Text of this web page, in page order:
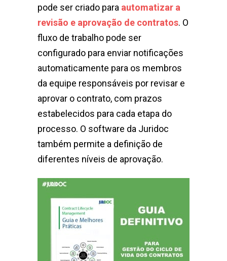
pode ser criado para automatizar a
revisão e aprovação de contratos. O
fluxo de trabalho pode ser
configurado para enviar notificações
automaticamente para os membros
da equipe responsáveis ​​por revisar e
aprovar o contrato, com prazos
estabelecidos para cada etapa do
processo. O software da Juridoc
também permite a definição de
diferentes níveis de aprovação.